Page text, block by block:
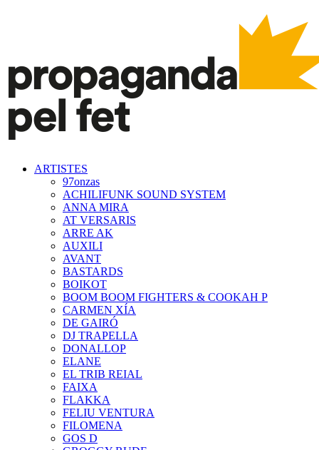
ARTISTES
97onzas
ACHILIFUNK SOUND SYSTEM
ANNA MIRA
AT VERSARIS
ARRE AK
AUXILI
AVANT
BASTARDS
BOIKOT
BOOM BOOM FIGHTERS & COOKAH P
CARMEN XÍA
DE GAIRÓ
DJ TRAPELLA
DONALLOP
ELANE
EL TRIB REIAL
FAIXA
FLAKKA
FELIU VENTURA
FILOMENA
GOS D